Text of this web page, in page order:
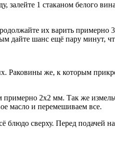
1 стаканом белого
их варить примерно
дайте шанс ещё пару минут,
Раковины же, к которым
2х2 мм. Так же
масло и перемешиваем все.
сверху. Перед подачей